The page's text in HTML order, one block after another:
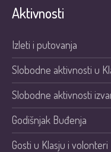
Aktivnosti
Izleti i putovanja
Slobodne aktivnosti u
Slobodne aktivnosti
Godišnjak Buđenja
Gosti u Klasju i volonteri